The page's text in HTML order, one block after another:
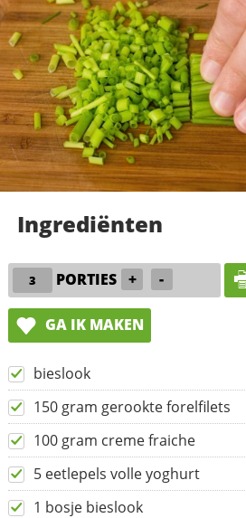
Ingrediënten
PORTIES + -
GA IK MAKEN
bieslook
150 gram gerookte forelfilets
100 gram creme fraiche
5 eetlepels volle yoghurt
1 bosje bieslook